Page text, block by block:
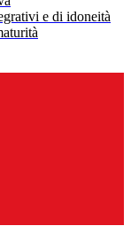
e di idoneità